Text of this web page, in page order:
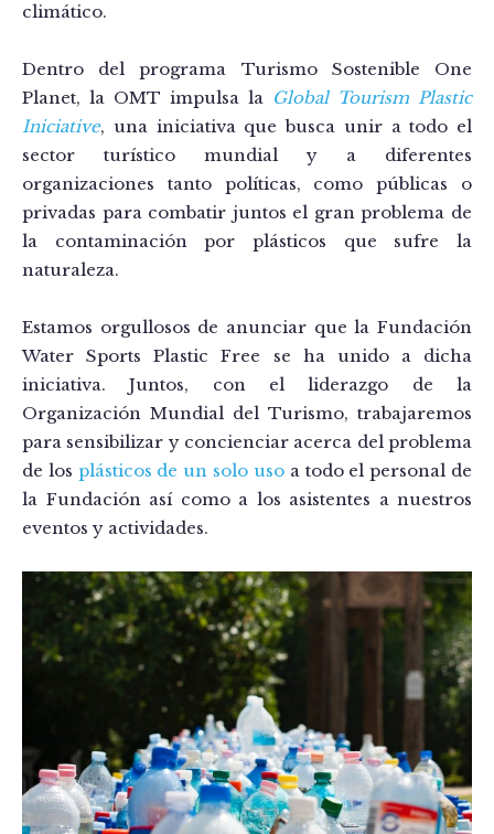
climático.
Dentro del programa Turismo Sostenible One
Planet, la OMT impulsa la Global Tourism Plastic
Iniciative, una iniciativa que busca unir a todo el
sector turístico mundial y a diferentes
organizaciones tanto políticas, como públicas o
privadas para combatir juntos el gran problema de
la contaminación por plásticos que sufre la
naturaleza.
Estamos orgullosos de anunciar que la Fundación
Water Sports Plastic Free se ha unido a dicha
iniciativa. Juntos, con el liderazgo de la
Organización Mundial del Turismo, trabajaremos
para sensibilizar y concienciar acerca del problema
de los plásticos de un solo usoa todo el personal de
la Fundación así como a los asistentes a nuestros
eventos y actividades.